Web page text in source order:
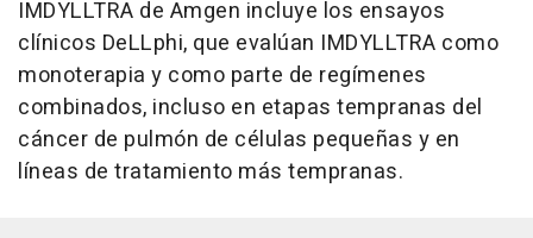
IMDYLLTRA de Amgen incluye los ensayos
clínicos DeLLphi, que evalúan IMDYLLTRA como
monoterapia y como parte de regímenes
combinados, incluso en etapas tempranas del
cáncer de pulmón de células pequeñas y en
líneas de tratamiento más tempranas.